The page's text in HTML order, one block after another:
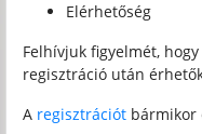
Elérhetőség
Felhívjuk figyelmét,
regisztráció után
A regisztrációt bármikor